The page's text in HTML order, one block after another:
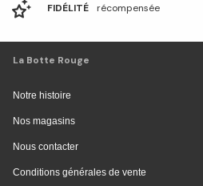
FIDÉLITÉ récompensée
La Botte Rouge
Notre histoire
Nos magasins
Nous contacter
Conditions générales de vente